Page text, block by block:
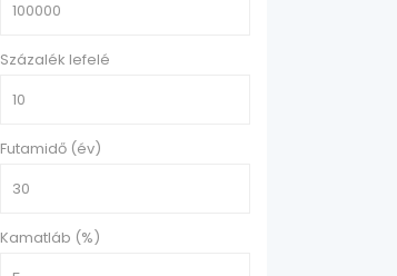
Százalék lefelé
Futamidő (év)
Kamatláb (%)